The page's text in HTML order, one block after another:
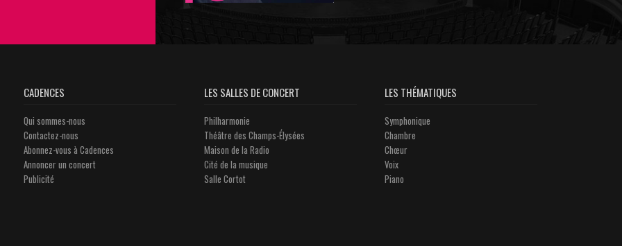
CADENCES
Qui sommes-nous
Contactez-nous
Abonnez-vous à Cadences
Annoncer un concert
Publicité
LES SALLES DE CONCERT
Philharmonie
Théâtre des Champs-Élysées
Maison de la Radio
Cité de la musique
Salle Cortot
LES THÉMATIQUES
Symphonique
Chambre
Chœur
Voix
Piano